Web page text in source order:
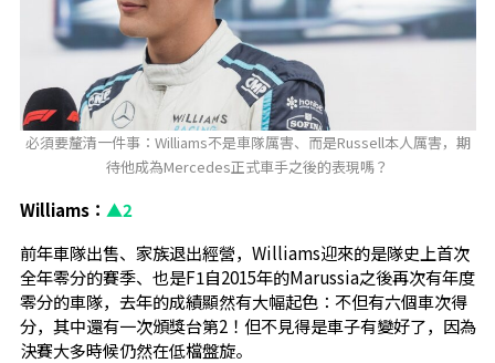
必須要釐清一件事：Williams不是車隊厲害、而是Russell本人厲害，期
待他成為Mercedes正式車手之後的表現嗎？
Williams： ▲2
前年車隊出售、家族退出經營，Williams迎來的是隊史上首次
全年零分的賽季、也是F1自2015年的Marussia之後再次有年度
零分的車隊，去年的成績顯然有大幅起色：不但有六個車次得
分，其中還有一次頒獎台第2！但不見得是車子有變好了，因為
決賽大多時候仍然在低檔盤旋。